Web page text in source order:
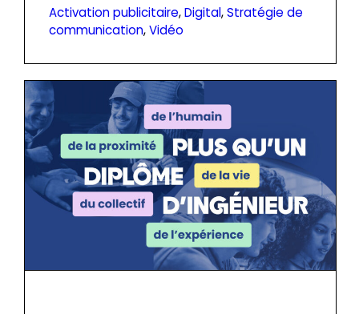
Activation publicitaire, Digital, Stratégie de
communication, Vidéo